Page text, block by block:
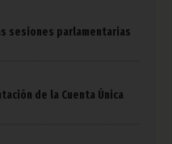
sesiones parlamentarias
de la Cuenta Única